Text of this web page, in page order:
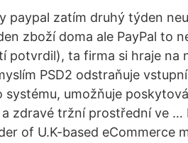
paypal zatím druhý týden
zboží doma ale PayPal to
potvrdil), ta firma si hraje na
PSD2 odstraňuje
umožňuje
zdravé tržní prostřední ve …
of U.K-based eCommerce